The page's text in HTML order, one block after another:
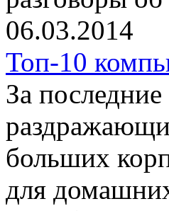
06.03.2014
Топ-10
За
больших
для